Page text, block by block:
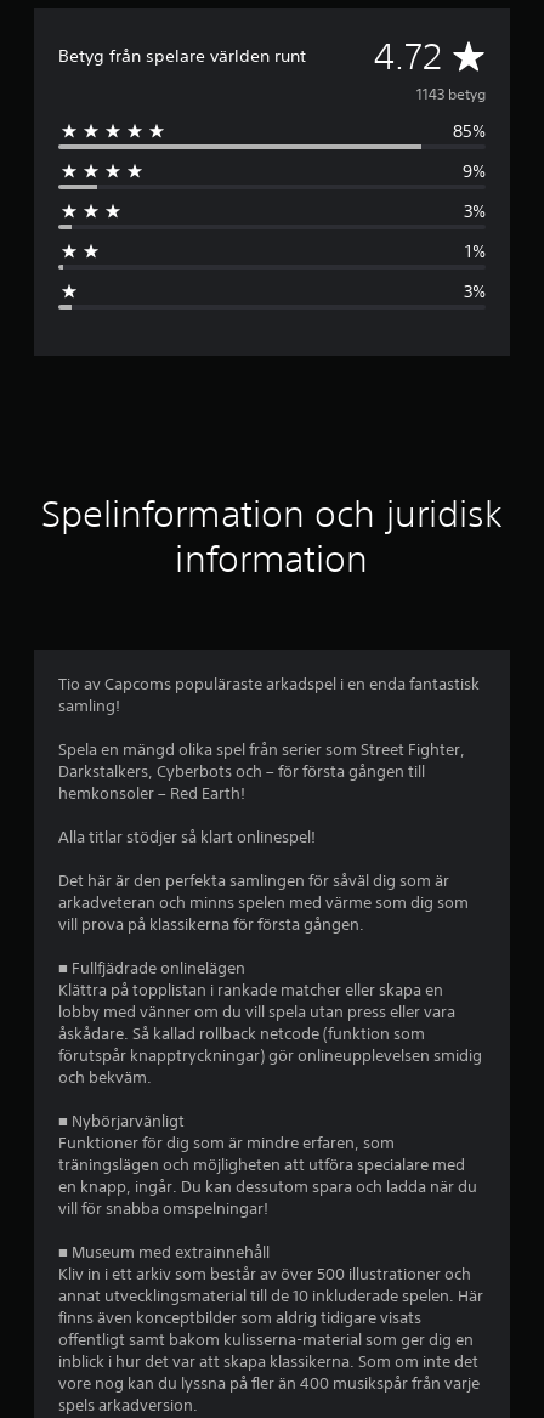
Betyg från spelare världen runt 4.72 G
e
n
i
l
b
p
4
.
s
j
ä
r
n
1143 betyg
85%
9%
3%
1%
3%
Spelinformation och juridisk
information
Tio av Capcoms populäraste arkadspel i en enda fantastisk
samling!
Spela en mängd olika spel från serier som Street Fighter,
Darkstalkers, Cyberbots och – för första gången till
hemkonsoler – Red Earth!
Alla titlar stödjer så klart onlinespel!
Det här är den perfekta samlingen för såväl dig som är
arkadveteran och minns spelen med värme som dig som
vill prova på klassikerna för första gången.
■ Fullfjädrade onlinelägen
Klättra på topplistan i rankade matcher eller skapa en
lobby med vänner om du vill spela utan press eller vara
åskådare. Så kallad rollback netcode (funktion som
förutspår knapptryckningar) gör onlineupplevelsen smidig
och bekväm.
■ Nybörjarvänligt
Funktioner för dig som är mindre erfaren, som
träningslägen och möjligheten att utföra specialare med
en knapp, ingår. Du kan dessutom spara och ladda när du
vill för snabba omspelningar!
■ Museum med extrainnehåll
Kliv in i ett arkiv som består av över 500 illustrationer och
annat utvecklingsmaterial till de 10 inkluderade spelen. Här
finns även konceptbilder som aldrig tidigare visats
offentligt samt bakom kulisserna-material som ger dig en
inblick i hur det var att skapa klassikerna. Som om inte det
vore nog kan du lyssna på fler än 400 musikspår från varje
spels arkadversion.